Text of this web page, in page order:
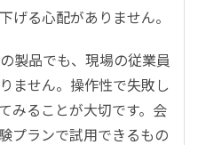
げる心配がありません。
製品でも、現場の従業員
ません。操作性で失敗し
みることが大切です。会
プランで試用できるもの